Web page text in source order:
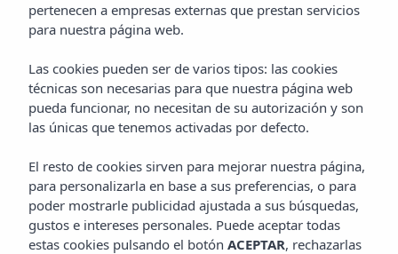
Aquaplus Spa
Degusta
Celebra
Eventos
Aprovecha
Contempla
Galería
pertenecen a empresas externas que prestan servicios
para nuestra página web.
Las cookies pueden ser de varios tipos: las cookies
técnicas son necesarias para que nuestra página web
pueda funcionar, no necesitan de su autorización y son
las únicas que tenemos activadas por defecto.
El resto de cookies sirven para mejorar nuestra página,
para personalizarla en base a sus preferencias, o para
poder mostrarle publicidad ajustada a sus búsquedas,
gustos e intereses personales. Puede aceptar todas
estas cookies pulsando el botón ACEPTAR, rechazarlas